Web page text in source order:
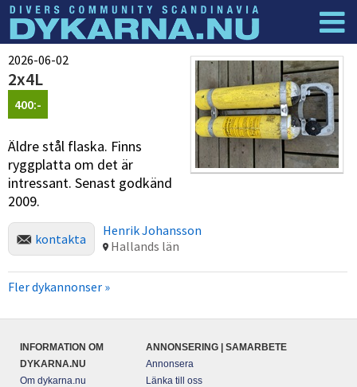
Dyknyheter Logga in
2026-06-02
2x4L
400:-
Äldre stål flaska. Finns
ryggplatta om det är
intressant. Senast godkänd
2009.
kontakta
Henrik Johansson
Hallands län
Fler dykannonser »
INFORMATION OM
DYKARNA.NU
Om dykarna.nu
ANNONSERING | SAMARBETE
Annonsera
Länka till oss